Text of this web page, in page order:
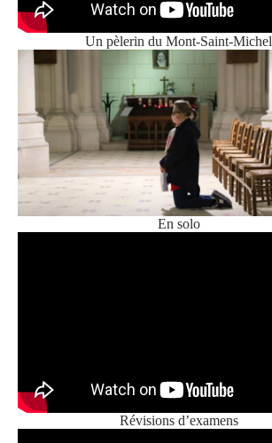
Un pèlerin du Mont-Saint-Michel
En solo
Révisions d’examens